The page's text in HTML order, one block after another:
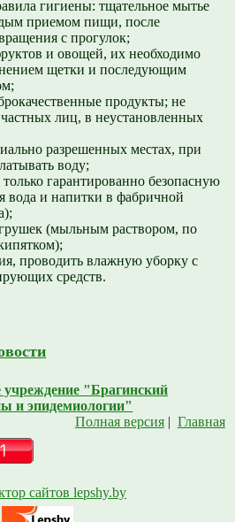
гигиены: тщательное мытье
приемом пищи, после
с прогулок;
и овощей, их необходимо
щетки и последующим
продукты; не
лиц, в неустановленных
разрешенных местах, при
воду;
только гарантированно безопасную
вода и напитки в фабричной
(мыльным раствором, по
проводить влажную уборку с
средств.
учреждение "Брагинский
и эпидемиологии"
Полная версия| Главная
сайтов lepshy.by